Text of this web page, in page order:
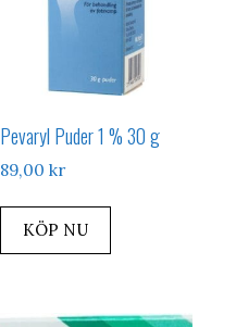
Pevaryl Puder 1 % 30 g
89,00kr
KÖP NU